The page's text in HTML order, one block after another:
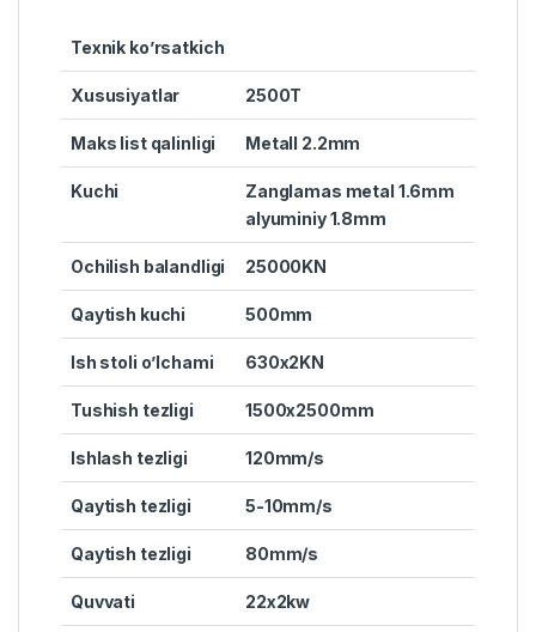
Texnik ko’rsatkich
Xususiyatlar 2500T
Maks list qalinligi Metall 2.2mm
Kuchi
Zanglamas metal 1.6mm
alyuminiy 1.8mm
Ochilish balandligi 25000KN
Qaytish kuchi 500mm
Ish stoli o’lchami 630x2KN
Tushish tezligi 1500x2500mm
Ishlash tezligi 120mm/s
Qaytish tezligi 5-10mm/s
Qaytish tezligi 80mm/s
Quvvati 22x2kw